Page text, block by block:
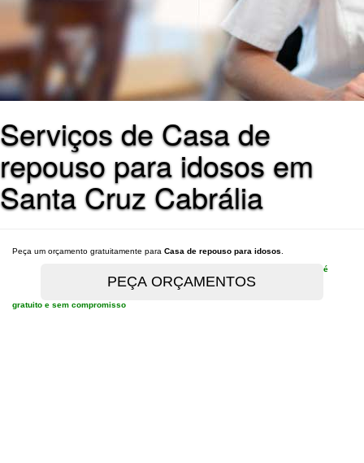
Serviços de Casa de
repouso para idosos em
Santa Cruz Cabrália
Peça um orçamento gratuitamente para Casa de repouso para idosos
é
gratuito e sem compromisso